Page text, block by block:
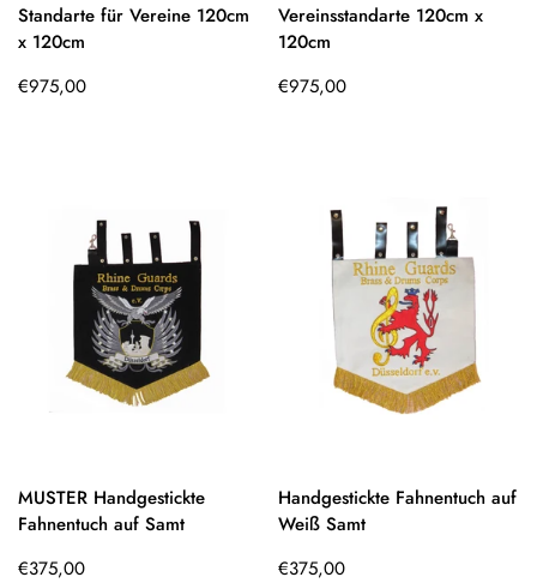
Standarte für Vereine 120cm
x 120cm
Regulärer
€975,00
Vereinsstandarte 120cm x
120cm
Regulärer
€975,00
MUSTER Handgestickte
Fahnentuch auf Samt
Regulärer
€375,00
Handgestickte Fahnentuch auf
Weiß Samt
Regulärer
€375,00